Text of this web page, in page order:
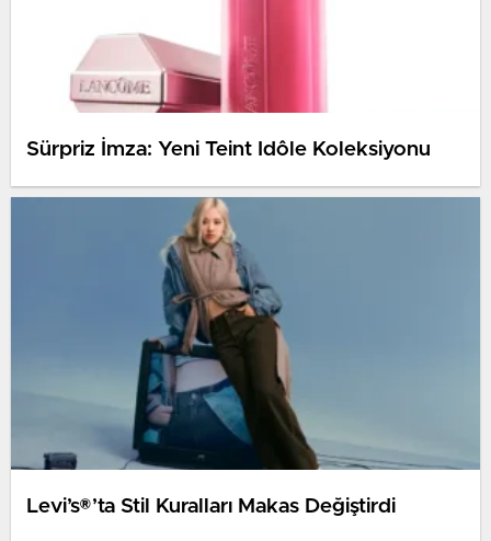
Sürpriz İmza: Yeni Teint Idôle Koleksiyonu
Levi’s®’ta Stil Kuralları Makas Değiştirdi